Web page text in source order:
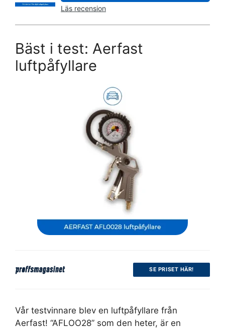
Läs recension
Bäst i test: Aerfast
luftpåfyllare
SE PRISET HÄR!
Vår testvinnare blev en luftpåfyllare från
Aerfast! “AFLOO28” som den heter, är en